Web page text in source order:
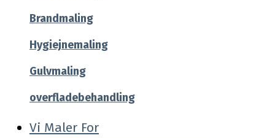
Brandmaling
Hygiejnemaling
Gulvmaling
overfladebehandling
Vi Maler For